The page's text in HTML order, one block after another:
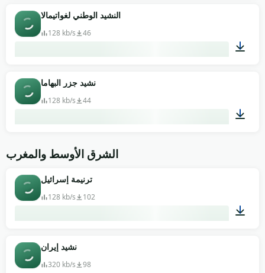
النشيد الوطني لغواتيمالا
128 kb/s 46
نشيد جزر البهاما
128 kb/s 44
الشرق الأوسط والمغرب
ترنيمة إسرائيل
128 kb/s 102
نشيد إيران
320 kb/s 98